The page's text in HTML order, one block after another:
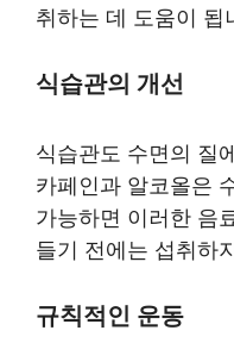
취하는 데 도움이 됩
식습관의 개선
식습관도 수면의 질
카페인과 알코올은
가능하면 이러한 음
들기 전에는 섭취하
규칙적인 운동